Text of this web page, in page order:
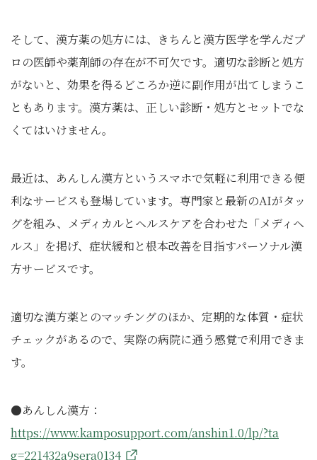
そして、漢方薬の処方には、きちんと漢方医学を学んだプ
ロの医師や薬剤師の存在が不可欠です。適切な診断と処方
がないと、効果を得るどころか逆に副作用が出てしまうこ
ともあります。漢方薬は、正しい診断・処方とセットでな
くてはいけません。
最近は、あんしん漢方というスマホで気軽に利用できる便
利なサービスも登場しています。専門家と最新のAIがタッ
グを組み、メディカルとヘルスケアを合わせた「メディヘ
ルス」を掲げ、症状緩和と根本改善を目指すパーソナル漢
方サービスです。
適切な漢方薬とのマッチングのほか、定期的な体質・症状
チェックがあるので、実際の病院に通う感覚で利用できま
す。
●あんしん漢方：
https://www.kamposupport.com/anshin1.0/lp/?ta
g=221432a9sera0134